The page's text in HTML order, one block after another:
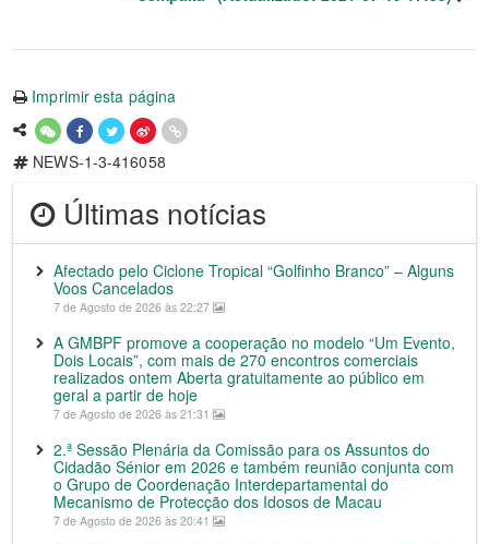
Imprimir esta página
NEWS-1-3-416058
Últimas notícias
Afectado pelo Ciclone Tropical “Golfinho Branco” – Alguns
Voos Cancelados
7 de Agosto de 2026 às 22:27
A GMBPF promove a cooperação no modelo “Um Evento,
Dois Locais”, com mais de 270 encontros comerciais
realizados ontem Aberta gratuitamente ao público em
geral a partir de hoje
7 de Agosto de 2026 às 21:31
2.ª Sessão Plenária da Comissão para os Assuntos do
Cidadão Sénior em 2026 e também reunião conjunta com
o Grupo de Coordenação Interdepartamental do
Mecanismo de Protecção dos Idosos de Macau
7 de Agosto de 2026 às 20:41